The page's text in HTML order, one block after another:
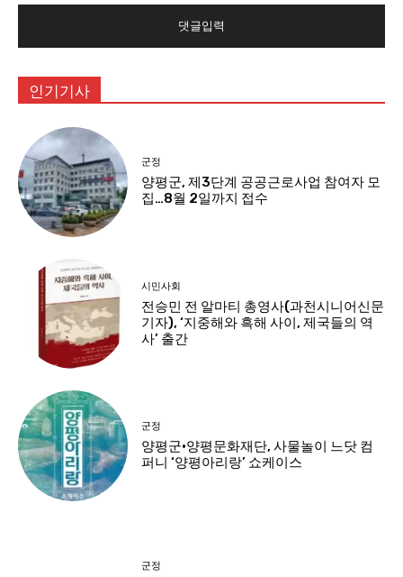
인기기사
군정
양평군, 제3단계 공공근로사업 참여자 모
집…8월 2일까지 접수
시민사회
전승민 전 알마티 총영사(과천시니어신문
기자), ‘지중해와 흑해 사이, 제국들의 역
사’ 출간
군정
양평군·양평문화재단, 사물놀이 느닷 컴
퍼니 ‘양평아리랑’ 쇼케이스
군정